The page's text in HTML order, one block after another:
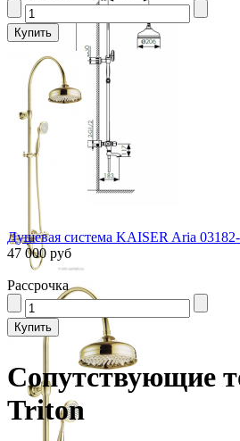
Душевая система KAISER Aria 03182-
47 000 руб
Рассрочка
Сопутствующие
Triton